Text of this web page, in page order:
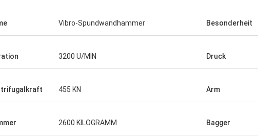
Vibro-Spundwandhammer Besonderheit
3200 U/MIN Druck
455 KN Arm
2600 KILOGRAMM Bagger